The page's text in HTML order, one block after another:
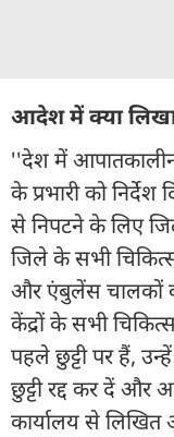
आदेश में क्या
''देश में आपातकालीन
के प्रभारी को निर्देश
से निपटने के लिए
जिले के सभी
और एंबुलेंस चालकों
केंद्रों के सभी
पहले छुट्टी पर हैं,
छुट्टी रद्द कर दें
कार्यालय से लिखित